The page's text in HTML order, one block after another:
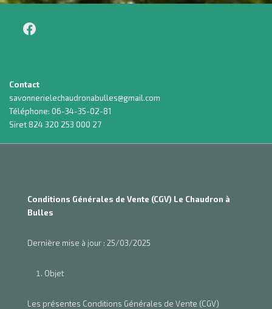
Contact
savonnerielechaudronabulles@gmail.com
Téléphone: 06-34-35-02-81
Siret 824 320 253 000 27
Conditions Générales de Vente (CGV) Le Chaudron à
Bulles
Dernière mise à jour : 25/03/2025
Objet
Les présentes Conditions Générales de Vente (CGV)